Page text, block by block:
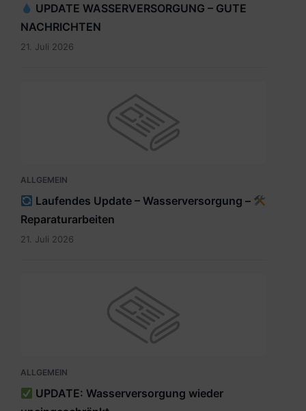
UPDATE WASSERVERSORGUNG – GUTE
NACHRICHTEN
21. Juli 2026
ALLGEMEIN
Laufendes Update – Wasserversorgung –
Reparaturarbeiten
21. Juli 2026
ALLGEMEIN
UPDATE: Wasserversorgung wieder